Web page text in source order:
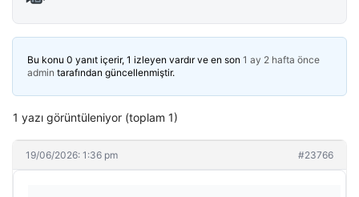
Bu konu 0 yanıt içerir, 1 izleyen vardır ve en son 1 ay 2 hafta önce
admin tarafından güncellenmiştir.
1 yazı görüntüleniyor (toplam 1)
19/06/2026: 1:36 pm #23766